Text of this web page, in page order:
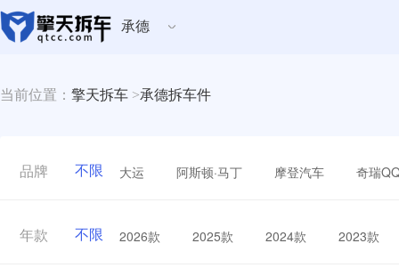
承德
当前位置： 擎天拆车 >承德拆车件
品牌 不限 大运 阿斯顿·马丁 摩登汽车 奇瑞
年款 不限 2026款 2025款 2024款 2023款